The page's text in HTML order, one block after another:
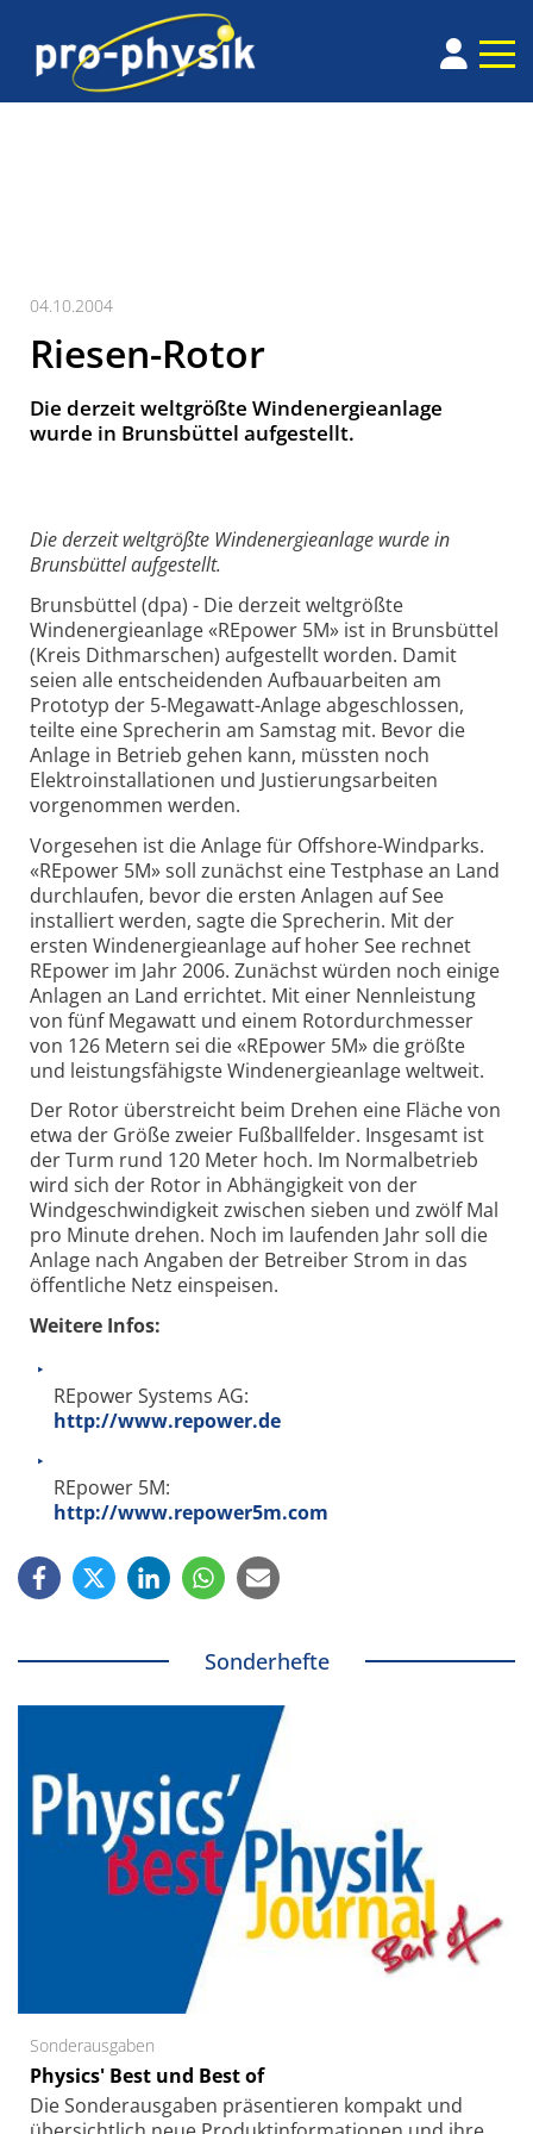
04.10.2004
Riesen-Rotor
Die derzeit weltgrößte Windenergieanlage
wurde in Brunsbüttel aufgestellt.
Die derzeit weltgrößte Windenergieanlage wurde in
Brunsbüttel aufgestellt.
Brunsbüttel (dpa) - Die derzeit weltgrößte
Windenergieanlage «REpower 5M» ist in Brunsbüttel
(Kreis Dithmarschen) aufgestellt worden. Damit
seien alle entscheidenden Aufbauarbeiten am
Prototyp der 5-Megawatt-Anlage abgeschlossen,
teilte eine Sprecherin am Samstag mit. Bevor die
Anlage in Betrieb gehen kann, müssten noch
Elektroinstallationen und Justierungsarbeiten
vorgenommen werden.
Vorgesehen ist die Anlage für Offshore-Windparks.
«REpower 5M» soll zunächst eine Testphase an Land
durchlaufen, bevor die ersten Anlagen auf See
installiert werden, sagte die Sprecherin. Mit der
ersten Windenergieanlage auf hoher See rechnet
REpower im Jahr 2006. Zunächst würden noch einige
Anlagen an Land errichtet. Mit einer Nennleistung
von fünf Megawatt und einem Rotordurchmesser
von 126 Metern sei die «REpower 5M» die größte
und leistungsfähigste Windenergieanlage weltweit.
Der Rotor überstreicht beim Drehen eine Fläche von
etwa der Größe zweier Fußballfelder. Insgesamt ist
der Turm rund 120 Meter hoch. Im Normalbetrieb
wird sich der Rotor in Abhängigkeit von der
Windgeschwindigkeit zwischen sieben und zwölf Mal
pro Minute drehen. Noch im laufenden Jahr soll die
Anlage nach Angaben der Betreiber Strom in das
öffentliche Netz einspeisen.
Weitere Infos:
REpower Systems AG:
http://www.repower.de
REpower 5M:
http://www.repower5m.com
Sonderhefte
Sonderausgaben
Physics' Best und Best of
Die Sonder­ausgaben präsentieren kompakt und